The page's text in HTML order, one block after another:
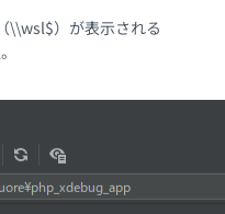
\\wsl$）が表示される